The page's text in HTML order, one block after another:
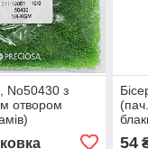
No50430 з
отвором
54